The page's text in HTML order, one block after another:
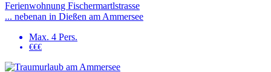
Ferienwohnung Fischermartlstrasse
... nebenan in Dießen am Ammersee
Max. 4 Pers.
€€€